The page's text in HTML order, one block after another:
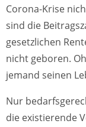
Corona-Krise
sind die
gesetzlichen
nicht geboren.
jemand seinen
Nur
die existierende